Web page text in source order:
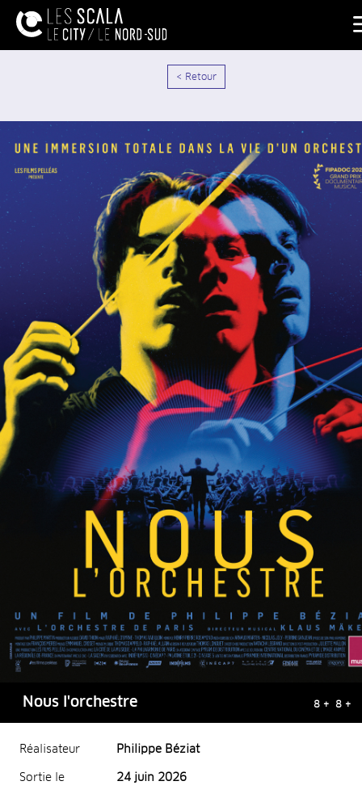
< Retour
Nous l'orchestre 8 + 8 +
Réalisateur Philippe Béziat
Sortie le 24 juin 2026